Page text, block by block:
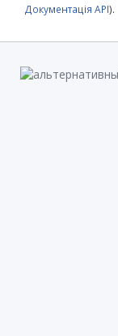
Документація API).